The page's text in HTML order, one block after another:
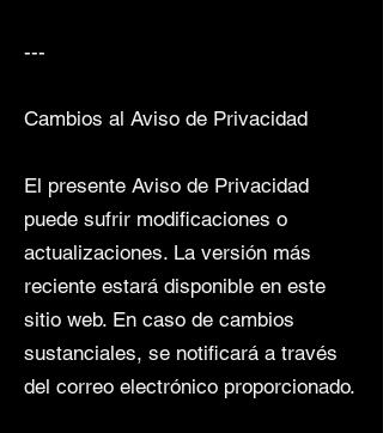
---
Cambios al Aviso de Privacidad
El presente Aviso de Privacidad
puede sufrir modificaciones o
actualizaciones. La versión más
reciente estará disponible en este
sitio web. En caso de cambios
sustanciales, se notificará a través
del correo electrónico proporcionado.